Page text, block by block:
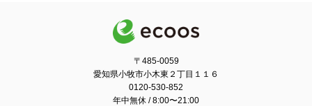
〒485-0059
愛知県小牧市小木東２丁目１１６
0120-530-852
年中無休 / 8:00〜21:00